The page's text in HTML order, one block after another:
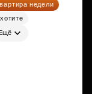
недели
Ещё